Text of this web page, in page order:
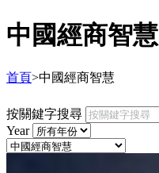
中國經商智慧
首頁>中國經商智慧
按關鍵字搜尋
Year